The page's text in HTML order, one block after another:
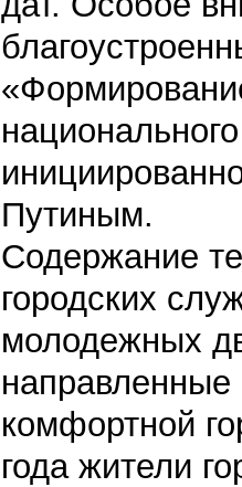
Путиным.
Содержание
городских
молодежных
направленные
комфортной
года жители